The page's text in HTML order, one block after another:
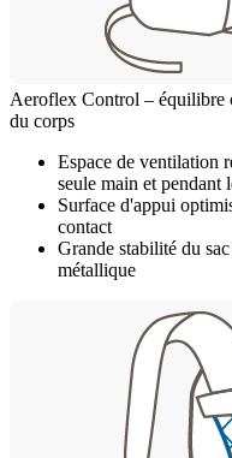
Aeroflex Control – équilibre
du corps
Espace de ventilation
seule main et pendant
Surface d'appui
contact
Grande stabilité du
métallique